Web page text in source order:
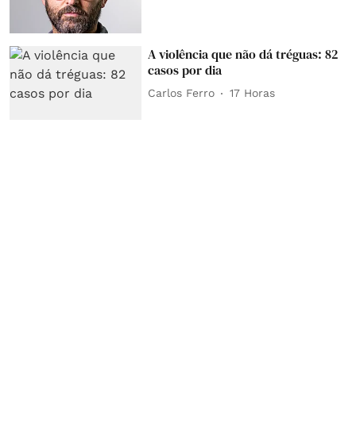
A violência que não dá tréguas: 82
casos por dia
Carlos Ferro 17 Horas